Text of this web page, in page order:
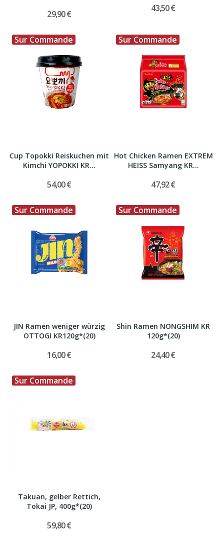
29,90 €
43,50 €
Sur Commande
Cup Topokki Reiskuchen mit
Kimchi YOPOKKI KR...
54,00 €
Sur Commande
Hot Chicken Ramen EXTREM
HEISS Samyang KR...
47,92 €
Sur Commande
JIN Ramen weniger würzig
OTTOGI KR120g*(20)
16,00 €
Sur Commande
Shin Ramen NONGSHIM KR
120g*(20)
24,40 €
Sur Commande
Takuan, gelber Rettich,
Tokai JP, 400g*(20)
59,80 €